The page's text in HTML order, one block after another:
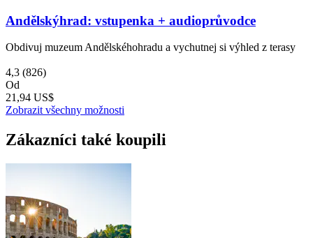
Andělskýhrad: vstupenka + audioprůvodce
Obdivuj muzeum Andělskéhohradu a vychutnej si výhled z terasy
4,3 (826)
Od
21,94 US$
Zobrazit všechny možnosti
Zákazníci také koupili